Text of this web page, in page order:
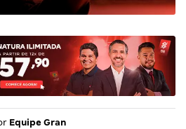
Equipe Gran